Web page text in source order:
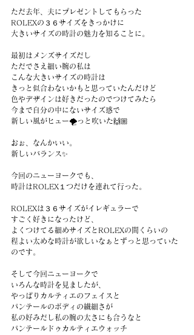
ただ去年、夫にプレゼントしてもらった
ROLEXの３６サイズをきっかけに
大きいサイズの時計の魅力を知ることに。
最初はメンズサイズだし
ただでさえ細い腕の私は
こんな大きいサイズの時計は
きっと似合わないかもと思っていたんだけど
色やデザインは好きだったのでつけてみたら
今まで自分の中にないサイズ感で
新しい風がヒュー🌪️っと吹いた🙌🏼
おぉ、なんかいい。
新しいバランス✨
今回のニューヨークでも、
時計はROLEX１つだけを連れて行った。
ROLEXは３６サイズがイレギュラーで
すごく好きになったけど、
よくつけてる細めサイズとROLEXの間くらいの
程よい太めな時計が欲しいなぁとずっと思っていた
のです。
そして今回ニューヨークで
いろんな時計を見ましたが、
やっぱりカルティエのフェイスと
パンテールのボディの繊細さが
私の好みだし私の腕の太さにも合うなと
パンテールドゥカルティエウォッチ